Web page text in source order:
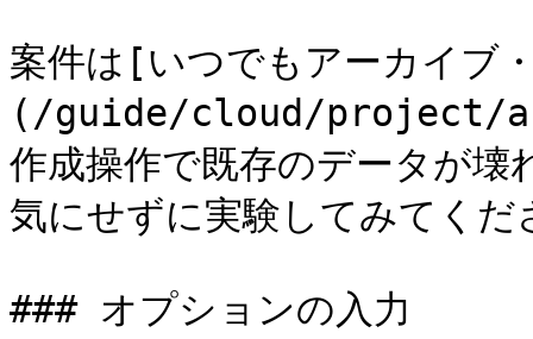
案件は[いつでもアーカイブ
(/guide/cloud/project/
作成操作で既存のデータが
気にせずに実験してみてくだ
### オプションの入力